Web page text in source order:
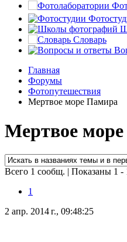
Словарь
Главная
Форумы
Фотопутешествия
Мертвое море Памира
Мертвое
Всего 1 сообщ. | Показаны 1 -
1
2 апр. 2014 г., 09:48:25